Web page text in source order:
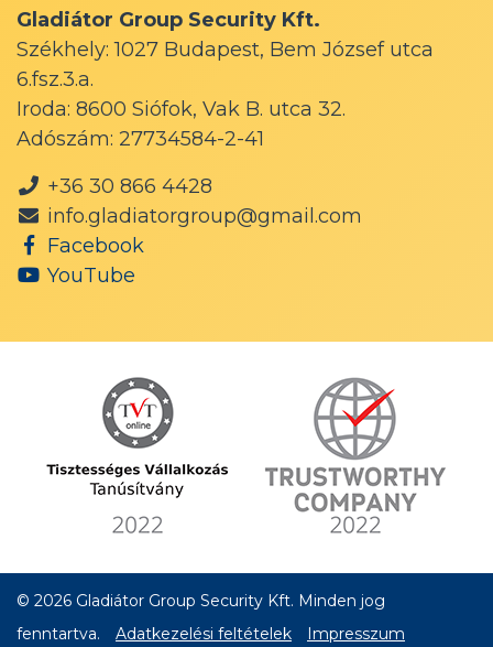
Gladiátor Group Security Kft.
Székhely: 1027 Budapest, Bem József utca
6.fsz.3.a.
Iroda: 8600 Siófok, Vak B. utca 32.
Adószám: 27734584-2-41
+36 30 866 4428
info.gladiatorgroup@gmail.com
Facebook
YouTube
© 2026 Gladiátor Group Security Kft. Minden jog
fenntartva.
Adatkezelési feltételek Impresszum